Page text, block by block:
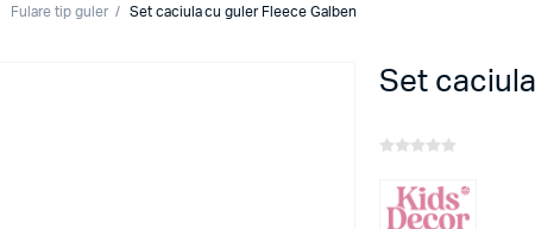
Fulare tip guler / Set caciula cu guler Fleece Galben
Set